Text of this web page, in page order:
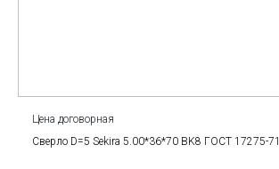
Цена договорная
Сверло D=5 Sekira 5.00*36*70 BK8 ГОСТ 17275-71